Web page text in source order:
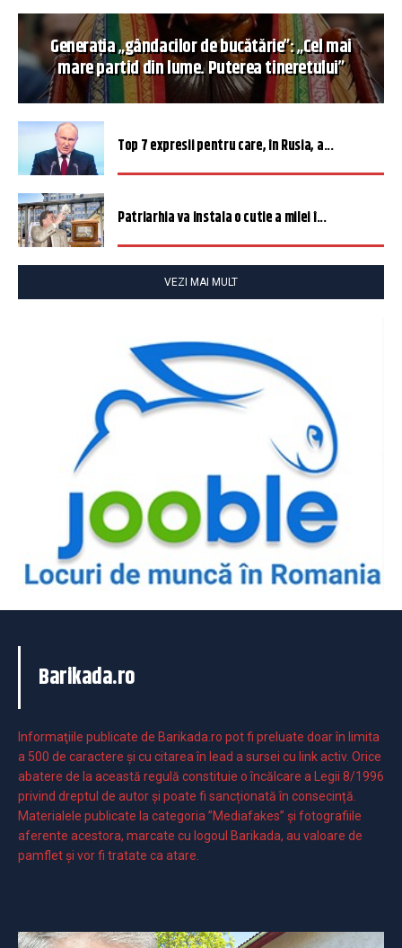
Generația „gândacilor de bucătărie”: „Cel mai
mare partid din lume. Puterea tineretului”
Top 7 expresii pentru care, în Rusia, a...
Patriarhia va instala o cutie a milei î...
VEZI MAI MULT
Barikada.ro
Informaţiile publicate de Barikada.ro pot fi preluate doar în limita
a 500 de caractere şi cu citarea în lead a sursei cu link activ. Orice
abatere de la această regulă constituie o încălcare a Legii 8/1996
privind dreptul de autor și poate fi sancționată în consecință.
Materialele publicate la categoria ”Mediafakes” și fotografiile
aferente acestora, marcate cu logoul Barikada, au valoare de
pamflet și vor fi tratate ca atare.